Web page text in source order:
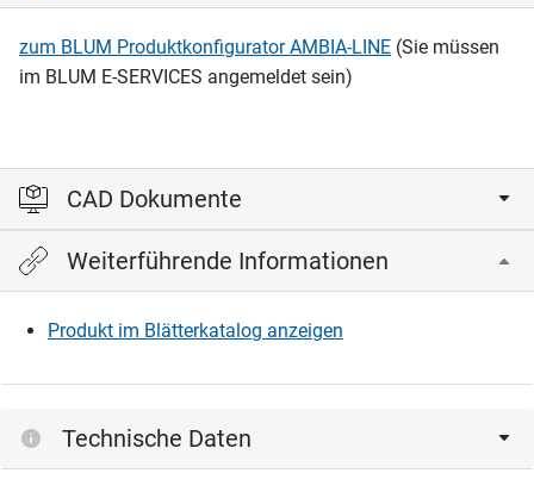
zum BLUM Produktkonfigurator AMBIA-LINE (Sie müssen
im BLUM E-SERVICES angemeldet sein)
CAD Dokumente
Bitte einloggen, um die CAD‑Dateien anzeigen und
herunterladen zu können.
Einloggen
Weiterführende Informationen
Produkt im Blätterkatalog anzeigen
Technische Daten